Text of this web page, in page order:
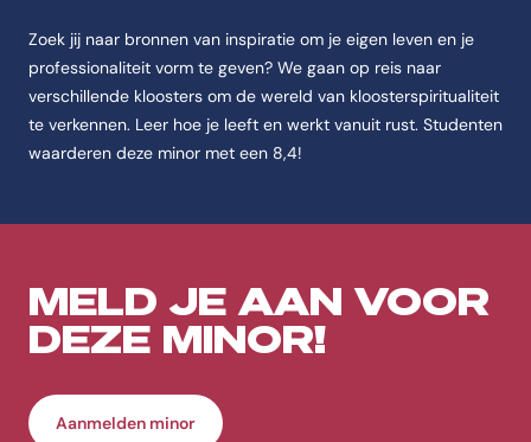
De opleiding heet Kracht van het klooster.
Instelling
De opleiding Kracht van het klooster wordt aangeboden aan de CHE
Categorie
Studievorm
De opleiding Kracht van het klooster wordt aangeboden als Voltijd.
Studieduur
Startmoment
Zoek jij naar bronnen van inspiratie om je eigen leven en je
professionaliteit vorm te geven? We gaan op reis naar
verschillende kloosters om de wereld van kloosterspiritualiteit
te verkennen. Leer hoe je leeft en werkt vanuit rust. Studenten
waarderen deze minor met een 8,4!
MELD JE AAN VOOR
DEZE MINOR!
Aanmelden minor